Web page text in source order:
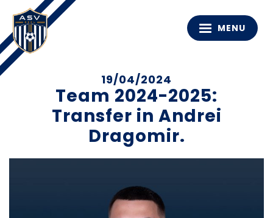
MENU
19/04/2024
Team 2024-2025:
Transfer in Andrei
Dragomir.